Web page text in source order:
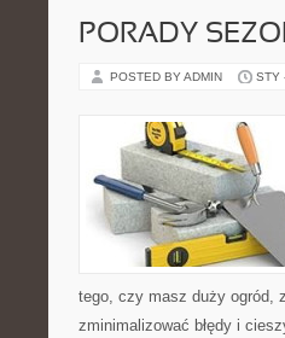
PORADY
POSTED BY ADMIN STY
tego, czy masz duży ogród,
zminimalizować błędy i